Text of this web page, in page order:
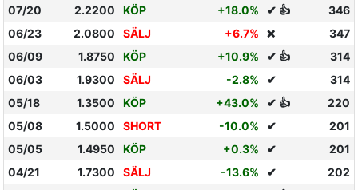
07/20
2.2200 KÖP +18.0% ✔ 👍
346
06/23
2.0800 SÄLJ +6.7% ❌
347
06/09
1.8750 KÖP +10.9% ✔ 👍
314
06/03
1.9300 SÄLJ -2.8% ✔
314
05/18
1.3500 KÖP +43.0% ✔ 👍
220
05/08
1.5000 SHORT -10.0% ✔
201
05/05
1.4950 KÖP +0.3% ✔
201
04/21
1.7300 SÄLJ -13.6% ✔
202